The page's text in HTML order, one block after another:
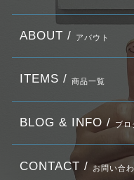
ABOUT / アバウト
ITEMS / 商品一覧
BLOG & INFO / ブロ
CONTACT / お問い合